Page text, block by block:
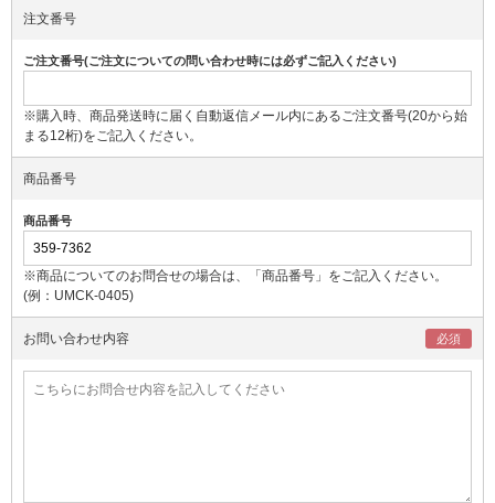
注文番号
ご注文番号(ご注文についての問い合わせ時には必ずご記入ください)
※購入時、商品発送時に届く自動返信メール内にあるご注文番号(20から始
まる12桁)をご記入ください。
商品番号
商品番号
※商品についてのお問合せの場合は、「商品番号」をご記入ください。
(例：UMCK-0405)
お問い合わせ内容